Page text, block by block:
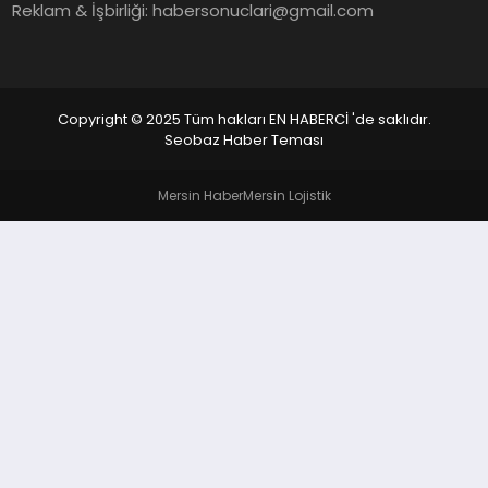
SIYASET
Reklam & İşbirliği:habersonuclari@gmail.com
Copyright © 2025 Tüm hakları EN HABERCİ 'de saklıdır.
Seobaz Haber Teması
Mersin HaberMersin Lojistik